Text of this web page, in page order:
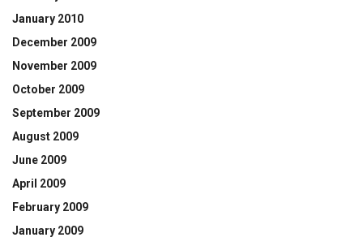
January 2010
December 2009
November 2009
October 2009
September 2009
August 2009
June 2009
April 2009
February 2009
January 2009